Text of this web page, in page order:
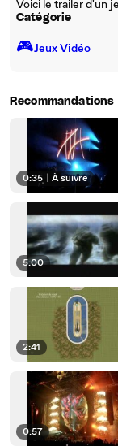
Voici le trailer d'un
Catégorie
🎮️Jeux Vidéo
Recommandations
0:35 À suivre
5:00
2:41
0:57